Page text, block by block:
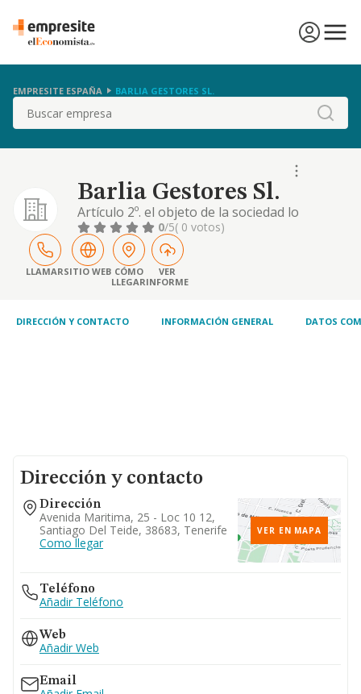
EMPRESITE ESPAÑA BARLIA GESTORES SL.
Buscar
Barlia Gestores Sl.
Artículo 2º. el objeto de la sociedad lo
constituye: la prestación de servicios de
asesoramiento y gestión en materia
contable, fiscal y administrativa para
empresas, profesionales y particulares,
incluyendo la llevanza de contabilidades,
elaboración de info
0/5( 0 votos)
LLAMARSITIO WEB CÓMO
LLEGAR
VER
INFORME
DIRECCIÓN Y CONTACTO INFORMACIÓN GENERAL DATOS
Dirección y contacto
Dirección
Avenida Maritima, 25 - Loc 10 12,
Santiago Del Teide, 38683, Tenerife
Como llegar
VER EN MAPA
Teléfono
Añadir Teléfono
Web
Añadir Web
Email